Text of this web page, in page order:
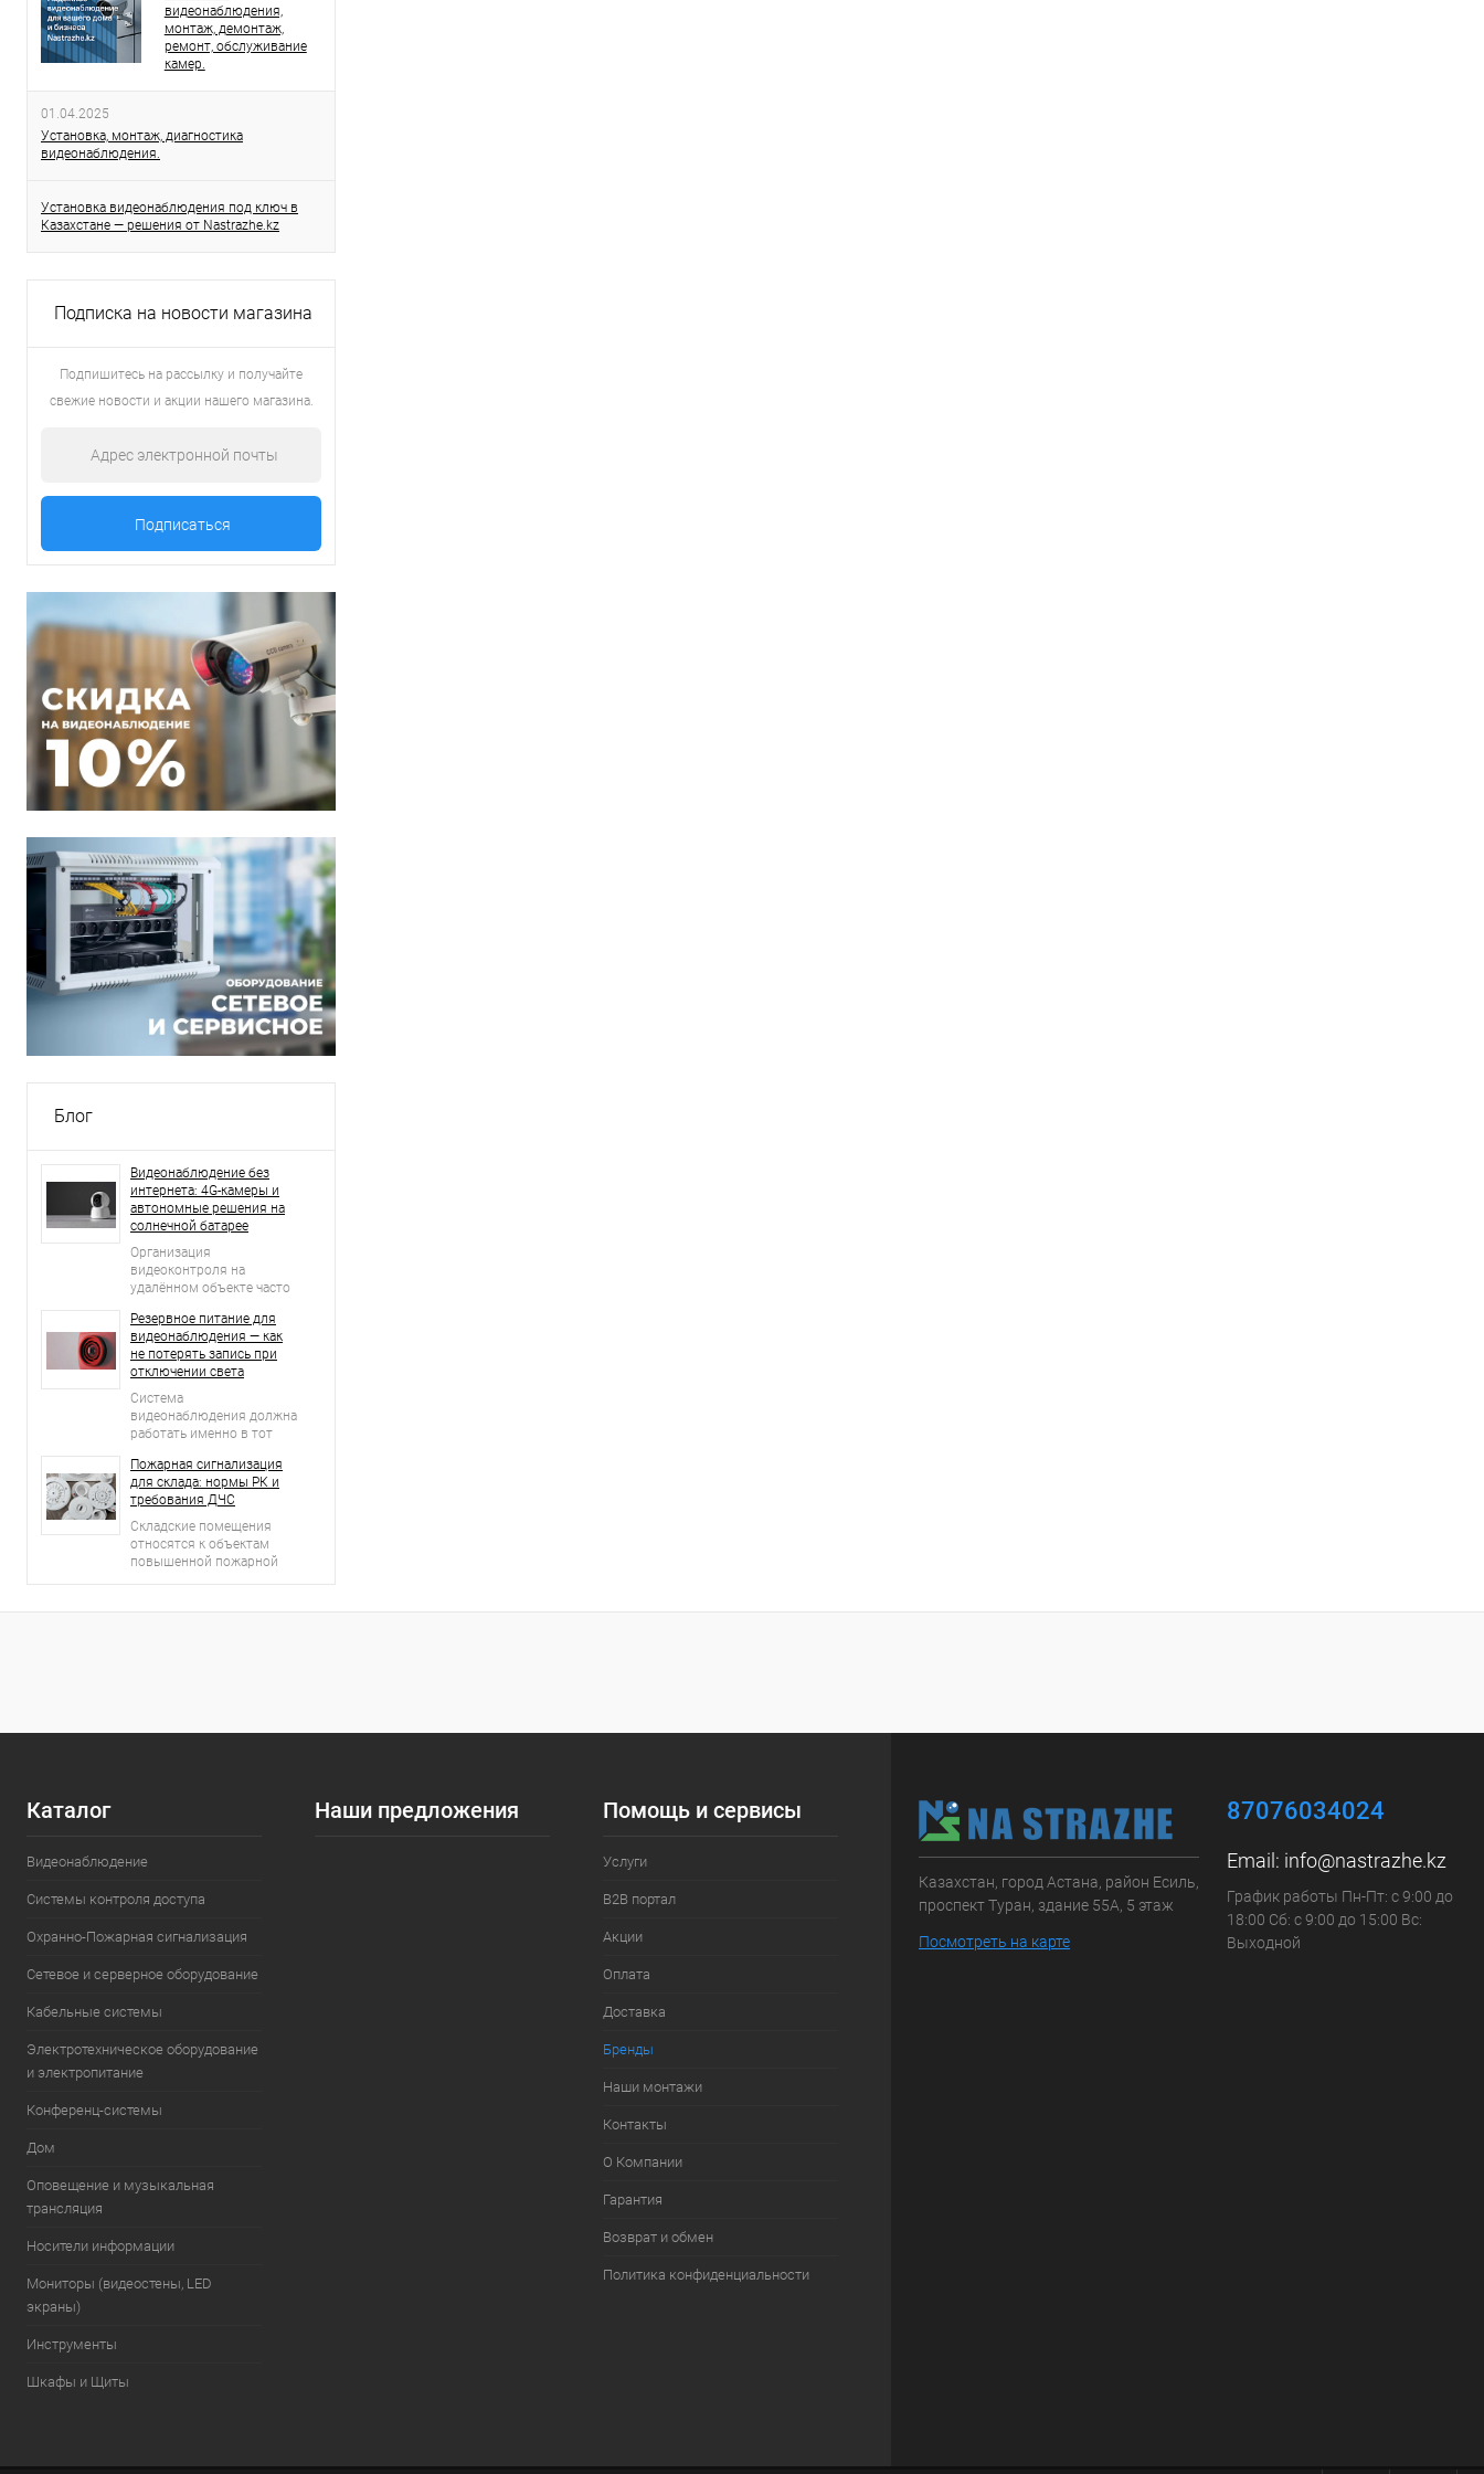
видеонаблюдения,
монтаж, демонтаж,
ремонт, обслуживание
камер.
01.04.2025
Установка, монтаж, диагностика
видеонаблюдения.
Установка видеонаблюдения под ключ в
Казахстане — решения от Nastrazhe.kz
Подписка на новости магазина
Подпишитесь на рассылку и получайте
свежие новости и акции нашего магазина.
Блог
Видеонаблюдение без
интернета: 4G-камеры и
автономные решения на
солнечной батарее
Организация
видеоконтроля на
удалённом объекте часто
вопроса: что делать, если
рядом нет проводного
интернета, стабильной Wi-
Fi-сети и возможности
регулярно подключать
оборудование к
электросети?
Резервное питание для
видеонаблюдения — как
не потерять запись при
отключении света
Система
видеонаблюдения должна
работать именно в тот
нештатная ситуация.
Пожарная сигнализация
для склада: нормы РК и
требования ДЧС
Складские помещения
относятся к объектам
повышенной пожарной
Каталог
Видеонаблюдение
Системы контроля доступа
Охранно-Пожарная сигнализация
Сетевое и серверное оборудование
Кабельные системы
Электротехническое оборудование
и электропитание
Конференц-системы
Дом
Оповещение и музыкальная
трансляция
Носители информации
Мониторы (видеостены, LED
экраны)
Инструменты
Шкафы и Щиты
Наши предложения Помощь и сервисы
Услуги
B2B портал
Акции
Оплата
Доставка
Бренды
Наши монтажи
Контакты
О Компании
Гарантия
Возврат и обмен
Политика конфиденциальности
Казахстан, город Астана, район Есиль,
проспект Туран, здание 55А, 5 этаж
Посмотреть на карте
87076034024
Email: info@nastrazhe.kz
График работы Пн-Пт: с 9:00 до
18:00 Сб: с 9:00 до 15:00 Вс:
Выходной